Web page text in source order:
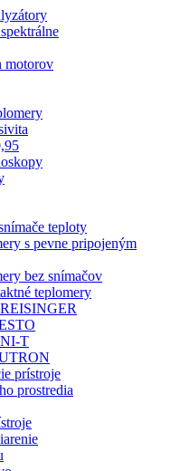
motorov
teploty
s pevne pripojeným
bez snímačov
teplomery
T
prístroje
prostredia